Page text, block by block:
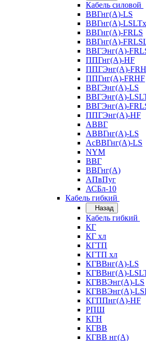
Кабель силовой
ВВГнг(А)-LS
ВВГнг(А)-LSLTx
ВВГнг(А)-FRLS
ВВГнг(А)-
ВВГЭнг(А)-
ППГнг(А)-HF
ППГЭнг(А)-
ППГнг(А)-FRHF
ВВГЭнг(А)-LS
ВВГЭнг(А)-
ВВГЭнг(А)-
ППГЭнг(А)-HF
АВВГ
АВВГнг(А)-LS
АсВВГнг(А)-LS
NYM
ВВГ
ВВГнг(А)
АПвПуг
АСБл-10
Кабель гибкий
Назад
Кабель гибкий
КГ
КГ хл
КГТП
КГТП хл
КГВВнг(А)-LS
КГВВнг(А)-
КГВВЭнг(А)-LS
КГВВЭнг(А)-
КГППнг(А)-HF
РПШ
КГН
КГВВ
КГВВ нг(А)